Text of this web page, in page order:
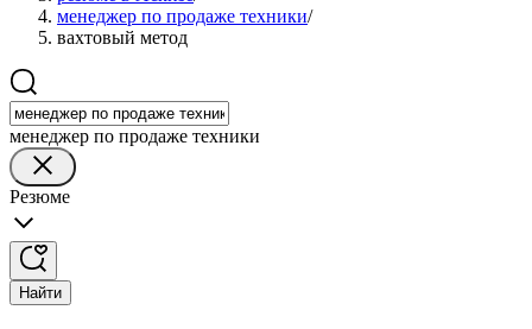
менеджер по продаже техники/
вахтовый метод
менеджер по продаже техники
Резюме
Найти